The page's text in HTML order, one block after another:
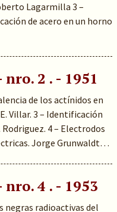
Lagarmilla 3 –
de acero en un horno
2 . - 1951
de los actínidos en
Villar. 3 – Identificación
4 – Electrodos
Jorge Grunwaldt…
4 . - 1953
negras radioactivas del